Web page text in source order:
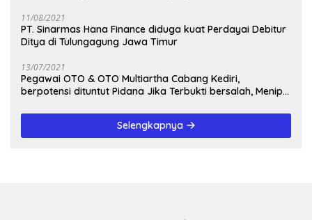
11/08/2021
PT. Sinarmas Hana Finance diduga kuat Perdayai Debitur
Ditya di Tulungagung Jawa Timur
13/07/2021
Pegawai OTO & OTO Multiartha Cabang Kediri,
berpotensi dituntut Pidana Jika Terbukti bersalah, Menipu
Selengkapnya